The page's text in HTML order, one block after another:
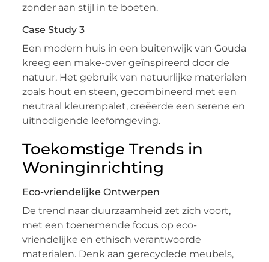
zonder aan stijl in te boeten.
Case Study 3
Een modern huis in een buitenwijk van Gouda
kreeg een make-over geïnspireerd door de
natuur. Het gebruik van natuurlijke materialen
zoals hout en steen, gecombineerd met een
neutraal kleurenpalet, creëerde een serene en
uitnodigende leefomgeving.
Toekomstige Trends in
Woninginrichting
Eco-vriendelijke Ontwerpen
De trend naar duurzaamheid zet zich voort,
met een toenemende focus op eco-
vriendelijke en ethisch verantwoorde
materialen. Denk aan gerecyclede meubels,